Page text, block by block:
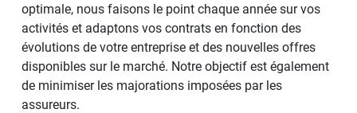
optimale, nous faisons le point chaque année sur vos
activités et adaptons vos contrats en fonction des
évolutions de votre entreprise et des nouvelles offres
disponibles sur le marché. Notre objectif est également
de minimiser les majorations imposées par les
assureurs.